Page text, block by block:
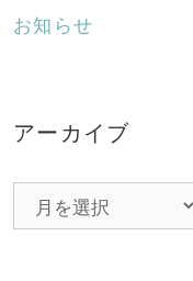
お知らせ
アーカイブ